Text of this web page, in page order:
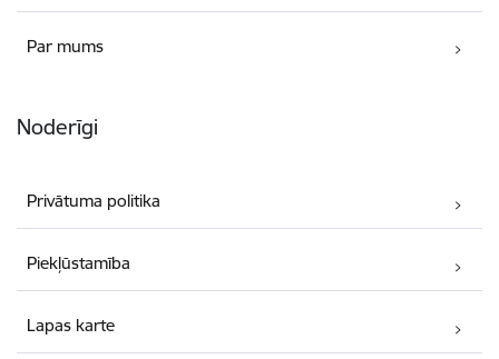
Par mums
Noderīgi
Privātuma politika
Piekļūstamība
Lapas karte